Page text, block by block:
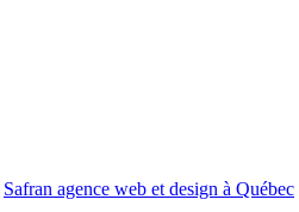
Safran agence web et design à Québec